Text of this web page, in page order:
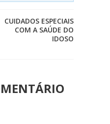
CUIDADOS ESPECIAIS
COM A SAÚDE DO
IDOSO